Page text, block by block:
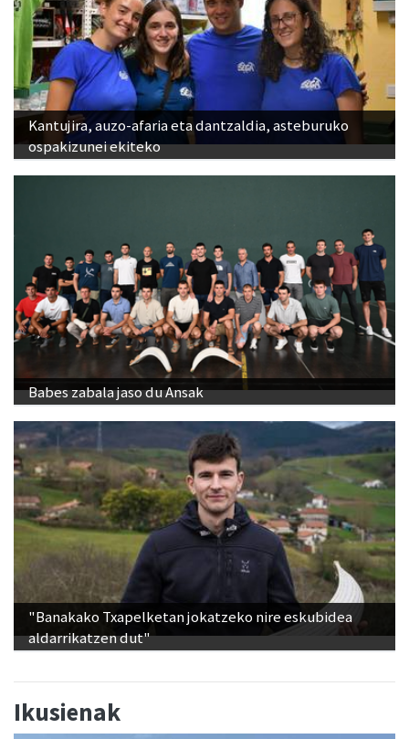
Kantujira, auzo-afaria eta dantzaldia, asteburuko
ospakizunei ekiteko
Babes zabala jaso du Ansak
"Banakako Txapelketan jokatzeko nire eskubidea
aldarrikatzen dut"
Ikusienak